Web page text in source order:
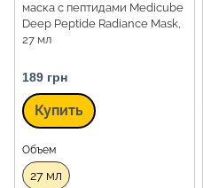
маска с пептидами Medicube
Deep Peptide Radiance Mask,
27 мл
189 грн
Купить
Объем
27 мл